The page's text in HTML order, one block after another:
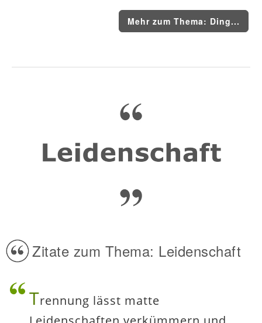
Mehr zum Thema: Ding...
Zitate zum Thema: Leidenschaft
Trennung lässt matte